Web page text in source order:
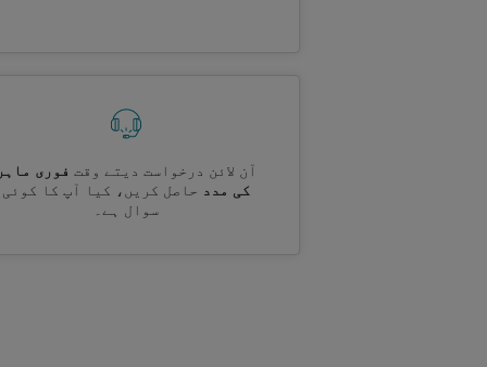
آن لائن درخواست دیتے وقت فوری ماہر
کی مدد حاصل کریں، کیا آپ کا کوئی
سوال ہے۔